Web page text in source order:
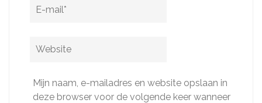
E-
Website
Mijn naam, e-mailadres en website opslaan in
deze browser voor de volgende keer wanneer